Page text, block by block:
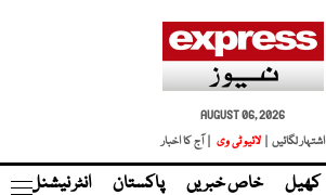
AUGUST 06, 2026
اشتہار لگائیں |
لائیو ٹی وی | آج کا اخبار
کھیل خاص خبریں پاکستان انٹر نیشنل